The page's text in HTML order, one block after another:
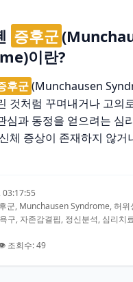
증후군
이란?
후군(Munchausen
것처럼 꾸며내거나 고의
심과 동정을 얻으려는 심
체 증상이 존재하지 않거
03:17:55
군, Munchausen Syndrome, 허위
구, 자존감결핍, 정신분석, 심리치
조회수: 49